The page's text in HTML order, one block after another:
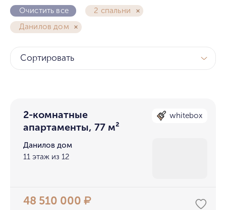
Очистить все
2 спальни
Данилов дом
Сортировать
2-комнатные
апартаменты, 77 м²
whitebox
Данилов дом
11 этаж из 12
48 510 000₽